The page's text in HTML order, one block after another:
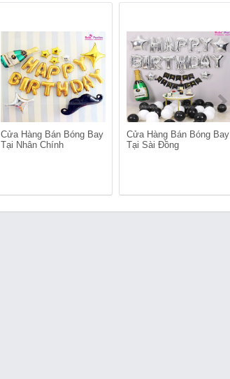
Cửa Hàng Bán Bóng Bay
Tại Nhân Chính
Cửa Hàng Bán Bóng Bay
Tại Sài Đồng